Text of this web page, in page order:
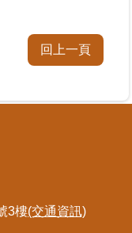
回上一頁
3樓(交通資訊)